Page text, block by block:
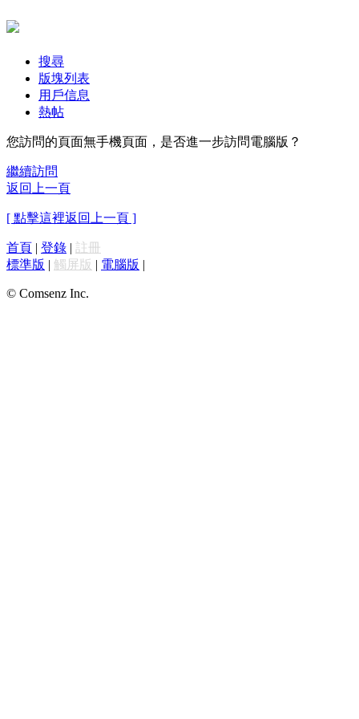
搜尋
版塊列表
用戶信息
熱帖
您訪問的頁面無手機頁面，是否進一步訪問電腦版？
繼續訪問
返回上一頁
[ 點擊這裡返回上一頁 ]
首頁 | 登錄 | 註冊
標準版 | 觸屏版 | 電腦版 |
© Comsenz Inc.